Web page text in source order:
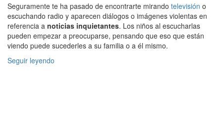
Seguramente te ha pasado de encontrarte mirando televisión o
escuchando radio y aparecen diálogos o imágenes violentas en
referencia a noticias inquietantes. Los niños al escucharlas
pueden empezar a preocuparse, pensando que eso que están
viendo puede sucederles a su familia o a él mismo.
Seguir leyendo